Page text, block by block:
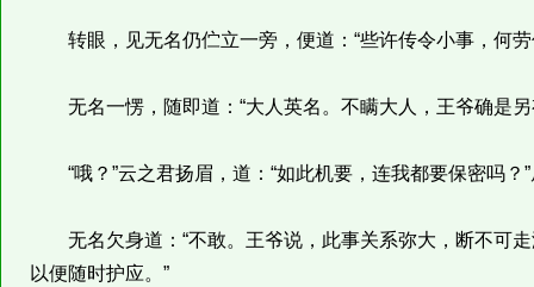
转眼，见无名仍伫立一旁，便道：“些许传令小事，何劳
无名一愣，随即道：“大人英名。不瞒大人，王爷确是另
“哦？”云之君扬眉，道：“如此机要，连我都要保密吗？
无名欠身道：“不敢。王爷说，此事关系弥大，断不可走
以便随时护应。”